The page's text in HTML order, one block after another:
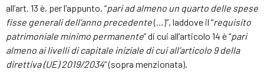
all’art. 13 è, per l’appunto, “pari ad almeno un quarto delle spese
fisse generali dell’anno precedente(…)”, laddove il “requisito
patrimoniale minimo permanente” di cui all’articolo 14 è “pari
almeno ai livelli di capitale iniziale di cui all’articolo 9 della
direttiva (UE) 2019/2034” (sopra menzionata).